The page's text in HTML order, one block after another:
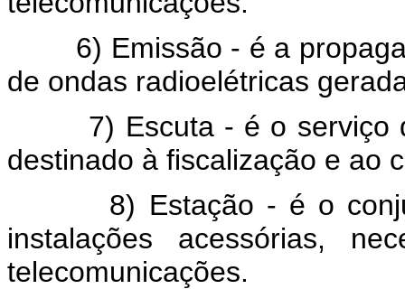
6) Emissão - é a
de ondas radioelétricas
7) Escuta - é o serviço
destinado à fiscalização e ao
8) Estação - é o
instalações acessórias,
telecomunicações.